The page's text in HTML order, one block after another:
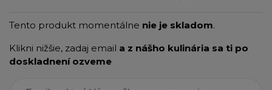
Tento produkt momentálne nie je skladom.
Klikni nižšie, zadaj email a z nášho kulinária sa ti po
doskladnení ozveme